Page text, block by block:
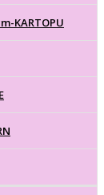
KARTOPU